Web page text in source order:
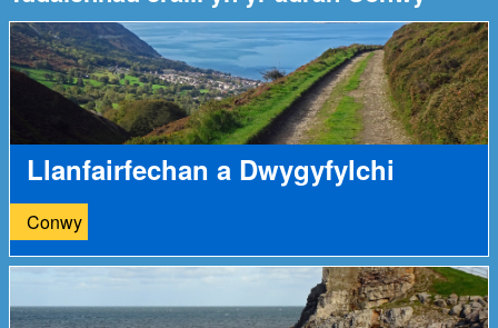
Llanfairfechan a Dwygyfylchi
Conwy